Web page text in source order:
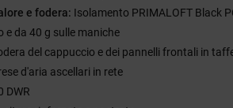
e fodera: Isolamento PRIMALOFT Black
e da 40 g sulle maniche
del cappuccio e dei pannelli frontali in
d'aria ascellari in rete
DWR